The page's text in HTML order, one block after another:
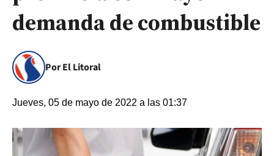
demanda de combustible
Por El Litoral
Jueves, 05 de mayo de 2022 a las 01:37